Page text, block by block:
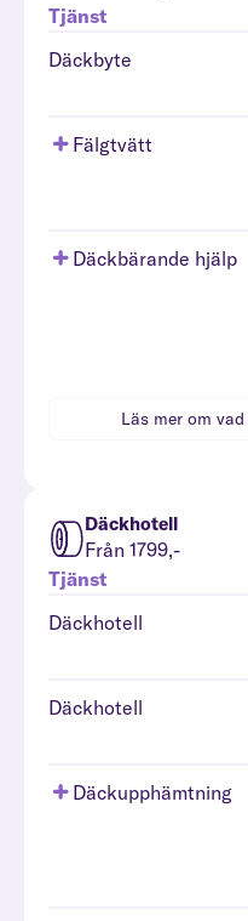
Tjänst
Däckbyte
Fälgtvätt
Däckbärande hjälp
Läs mer om vad
Däckhotell
Från 1799,-
Tjänst
Däckhotell
Däckhotell
Däckupphämtning